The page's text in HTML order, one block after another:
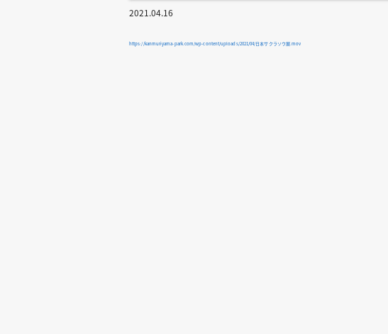
2021.04.16
https://kanmuriyama-park.com/wp-content/uploads/2021/04/日本サクラソウ展.mov